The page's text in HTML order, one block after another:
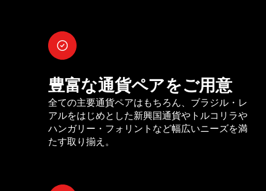
豊富な通貨ペアをご用意
全ての主要通貨ペアはもちろん、ブラジル・レ
アルをはじめとした新興国通貨やトルコリラや
ハンガリー・フォリントなど幅広いニーズを満
たす取り揃え。